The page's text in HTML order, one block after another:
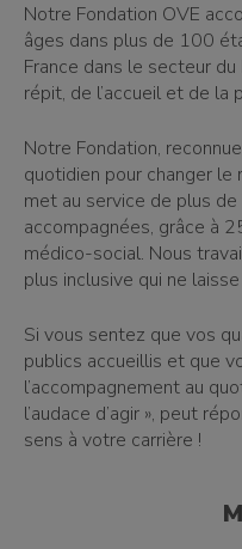
Notre Fondation OVE
âges dans plus de 100
France dans le secteur
répit, de l’accueil et de la
Notre Fondation,
quotidien pour changer le
met au service de plus
accompagnées, grâce à
médico-social. Nous
plus inclusive qui ne
Si vous sentez que vos
publics accueillis et que
l’accompagnement au
l’audace d’agir », peut
sens à votre carrière !